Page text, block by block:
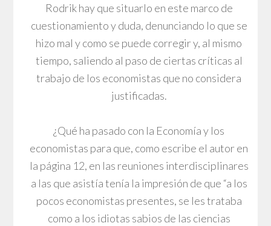
Rodrik hay que situarlo en este marco de
cuestionamiento y duda, denunciando lo que se
hizo mal y como se puede corregir y, al mismo
tiempo, saliendo al paso de ciertas críticas al
trabajo de los economistas que no considera
justificadas.
¿Qué ha pasado con la Economía y los
economistas para que, como escribe el autor en
la página 12, en las reuniones interdisciplinares
a las que asistía tenía la impresión de que “a los
pocos economistas presentes, se les trataba
como a los idiotas sabios de las ciencias